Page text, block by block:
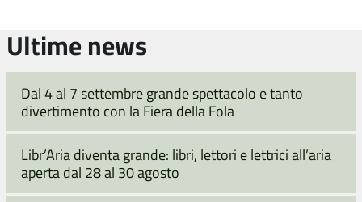
Ultime news
Dal 4 al 7 settembre grande spettacolo e tanto
divertimento con la Fiera della Fola
Libr’Aria diventa grande: libri, lettori e lettrici all’aria
aperta dal 28 al 30 agosto